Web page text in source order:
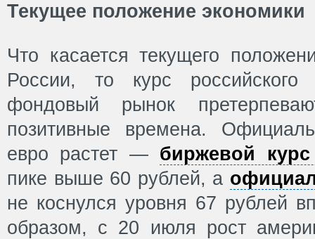
Текущее положение экономики
Что касается текущего
России, то курс
фондовый рынок
позитивные времена.
евро растет — биржевой
пике выше 60 рублей, а
не коснулся уровня 67 рублей
образом, с 20 июля рост